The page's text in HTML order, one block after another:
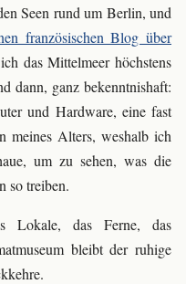
Seen rund um Berlin, und
französischen Blog über
das Mittelmeer höchstens
dann, ganz bekenntnishaft:
und Hardware, eine fast
meines Alters, weshalb ich
um zu sehen, was die
so treiben.
Lokale, das Ferne, das
bleibt der ruhige